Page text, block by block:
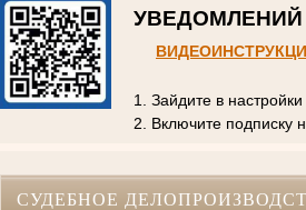
1. Зайдите в
2. Включите подписку
СУДЕБНОЕ